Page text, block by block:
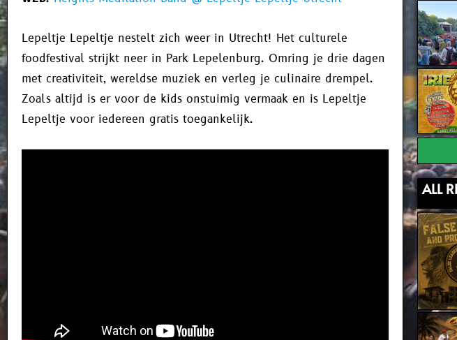
Lepeltje Lepeltje nestelt zich weer in Utrecht! Het culturele
foodfestival strijkt neer in Park Lepelenburg. Omring je drie dagen
met creativiteit, wereldse muziek en verleg je culinaire drempel.
Zoals altijd is er voor de kids onstuimig vermaak en is Lepeltje
Lepeltje voor iedereen gratis toegankelijk.
ALL